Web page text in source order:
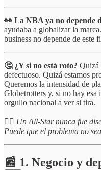
👀 La NBA ya no depende
ayudaba a globalizar la
business no depende de este
🤔 ¿Y si no está roto? Quizá
defectuoso. Quizá estamos
Queremos la intensidad de
Globetrotters y, si no hay esa
orgullo nacional a ver si tira.
☝🏻 Un All-Star nunca fue
Puede que el problema no
📰 1. Negocio y